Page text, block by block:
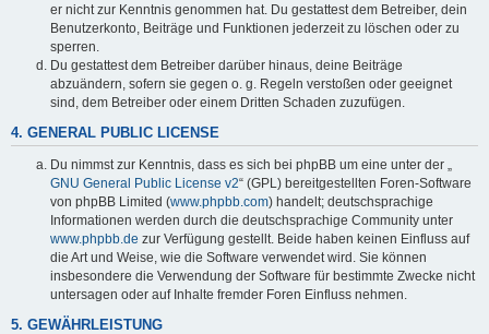
er nicht zur Kenntnis genommen hat. Du gestattest dem Betreiber, dein
Benutzerkonto, Beiträge und Funktionen jederzeit zu löschen oder zu
sperren.
Du gestattest dem Betreiber darüber hinaus, deine Beiträge
abzuändern, sofern sie gegen o. g. Regeln verstoßen oder geeignet
sind, dem Betreiber oder einem Dritten Schaden zuzufügen.
4. GENERAL PUBLIC LICENSE
Du nimmst zur Kenntnis, dass es sich bei phpBB um eine unter der „
GNU General Public License v2“ (GPL) bereitgestellten Foren-Software
von phpBB Limited (www.phpbb.com) handelt; deutschsprachige
Informationen werden durch die deutschsprachige Community unter
www.phpbb.de zur Verfügung gestellt. Beide haben keinen Einfluss auf
die Art und Weise, wie die Software verwendet wird. Sie können
insbesondere die Verwendung der Software für bestimmte Zwecke nicht
untersagen oder auf Inhalte fremder Foren Einfluss nehmen.
5. GEWÄHRLEISTUNG